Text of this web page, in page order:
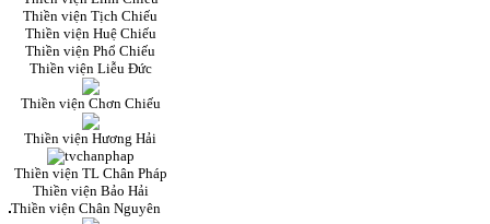
Thiền viện Tịch Chiếu
Thiền viện Huệ Chiếu
Thiền viện Phổ Chiếu
Thiền viện Liễu Đức
Thiền viện Chơn Chiếu
Thiền viện Hương Hải
Thiền viện TL Chân Pháp
Thiền viện Bảo Hải
Thiền viện Chân Nguyên